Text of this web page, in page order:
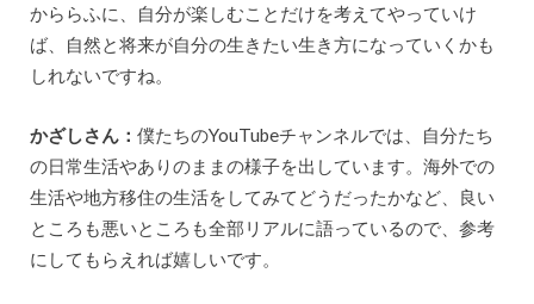
かららふに、自分が楽しむことだけを考えてやっていけ
ば、自然と将来が自分の生きたい生き方になっていくかも
しれないですね。
かざしさん： 僕たちのYouTubeチャンネルでは、自分たち
の日常生活やありのままの様子を出しています。海外での
生活や地方移住の生活をしてみてどうだったかなど、良い
ところも悪いところも全部リアルに語っているので、参考
にしてもらえれば嬉しいです。